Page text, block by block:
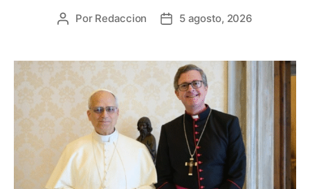
Autor
entrada
Por Redaccion
Fecha
entrada
5 agosto, 2026